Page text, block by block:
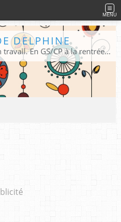
MENU
DELPHINE
Blog destiné à partager mon travail. En GS/CP à la rentrée 2026/2027 !